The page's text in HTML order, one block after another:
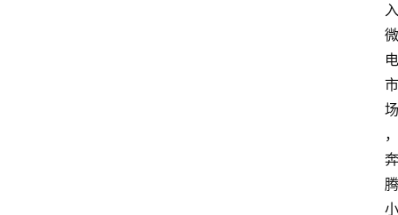
入
微
电
市
场
，
奔
腾
小